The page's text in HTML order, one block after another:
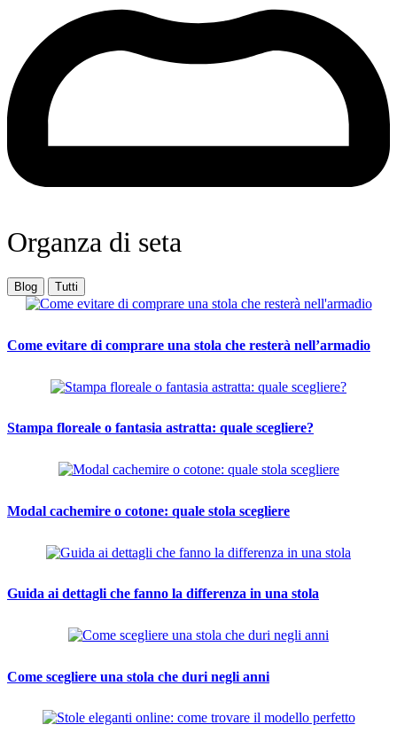
Organza di seta
Blog Tutti
Come evitare di comprare una stola che resterà nell’armadio
Stampa floreale o fantasia astratta: quale scegliere?
Modal cachemire o cotone: quale stola scegliere
Guida ai dettagli che fanno la differenza in una stola
Come scegliere una stola che duri negli anni